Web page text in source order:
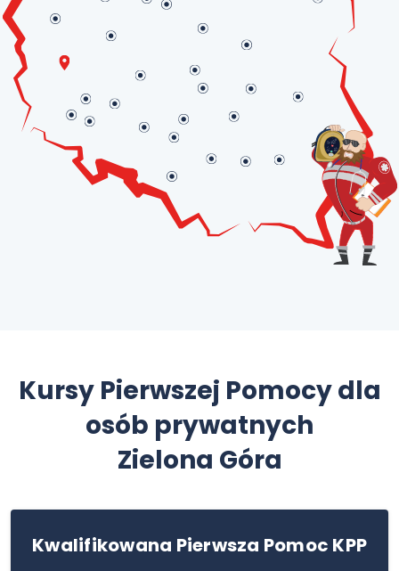
Kursy Pierwszej Pomocy dla
osób prywatnych
Zielona Góra
Kwalifikowana Pierwsza Pomoc KPP